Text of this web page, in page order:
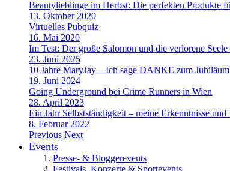
Beautylieblinge im Herbst: Die perfekten Produkte
13. Oktober 2020
Virtuelles Pubquiz
16. Mai 2020
Im Test: Der große Salomon und die verlorene
23. Juni 2025
10 Jahre MaryJay – Ich sage DANKE zum
19. Juni 2024
Going Underground bei Crime Runners in Wien
28. April 2023
Ein Jahr Selbstständigkeit – meine Erkenntnisse
8. Februar 2022
Previous Next
Events
Presse- & Bloggerevents
Festivals, Konzerte & Sportevents